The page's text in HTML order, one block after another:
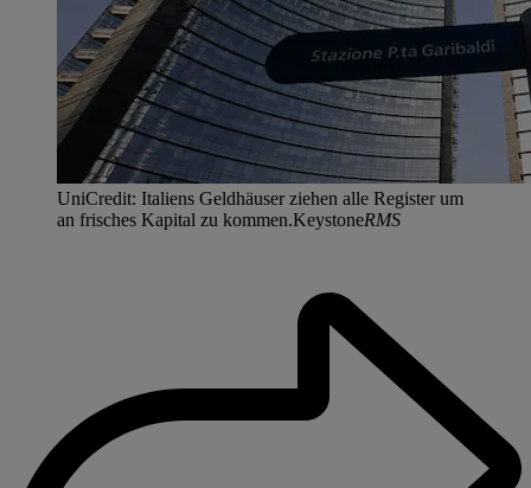
UniCredit: Italiens Geldhäuser ziehen alle Register um
an frisches Kapital zu kommen.KeystoneRMS